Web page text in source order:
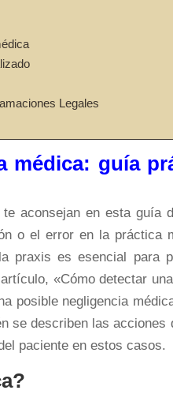
Legales
médica: guía
aconsejan en esta guía
o el error en la práctica
praxis es esencial para
«Cómo detectar
posible negligencia
se describen las acciones
paciente en estos casos.